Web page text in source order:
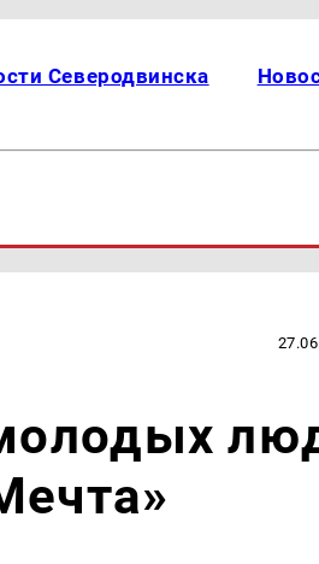
Северодвинска